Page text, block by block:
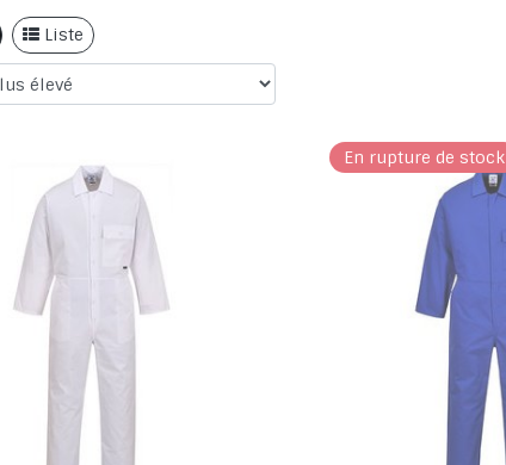
Liste
En rupture de stock